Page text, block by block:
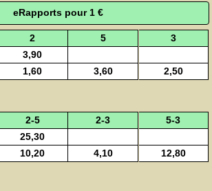
eRapports pour 1 €
2 5
3
3,90
1,60 3,60 2,50
2-5 2-3
5-3
25,30
10,20 4,10 12,80